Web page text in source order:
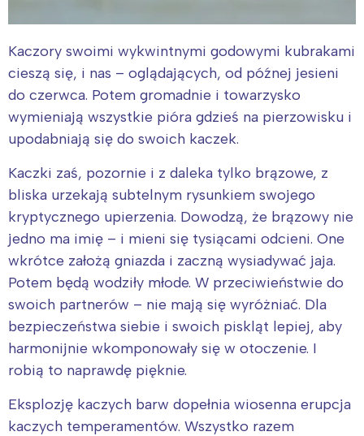
Kaczory swoimi wykwintnymi godowymi kubrakami
cieszą się, i nas – oglądających, od późnej jesieni
do czerwca. Potem gromadnie i towarzysko
wymieniają wszystkie pióra gdzieś na pierzowisku i
upodabniają się do swoich kaczek.
Kaczki zaś, pozornie i z daleka tylko brązowe, z
bliska urzekają subtelnym rysunkiem swojego
kryptycznego upierzenia. Dowodzą, że brązowy nie
jedno ma imię – i mieni się tysiącami odcieni. One
wkrótce założą gniazda i zaczną wysiadywać jaja.
Potem będą wodziły młode. W przeciwieństwie do
swoich partnerów – nie mają się wyróżniać. Dla
bezpieczeństwa siebie i swoich piskląt lepiej, aby
harmonijnie wkomponowały się w otoczenie. I
robią to naprawdę pięknie.
Eksplozję kaczych barw dopełnia wiosenna erupcja
kaczych temperamentów. Wszystko razem